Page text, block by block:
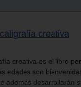
creativa
creativa es el libro
edades son
además desarrollarán